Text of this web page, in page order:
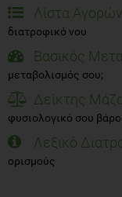
Λίστα Αγορών
διατροφικό νου
Βασικός
μεταβολισμός σου;
Δείκτης
φυσιολογικό σου
Λεξικό
ορισμούς